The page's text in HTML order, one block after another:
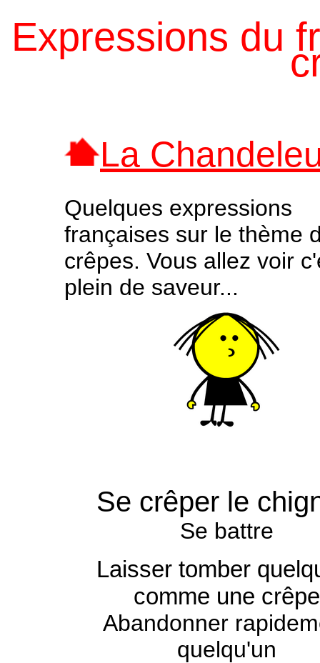
Expressions du
La
Quelques expressions
françaises sur le thème
crêpes. Vous allez voir
plein de saveur...
Se crêper le
Se battre
Laisser tomber
comme une crêpe
Abandonner
quelqu'un